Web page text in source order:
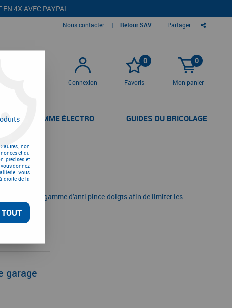
4X AVEC PAYPAL
Nous contacter | Retour SAV | Partager
Connexion
0
Favoris
0
Mon panier
LA GAMME ÉLECTRO GUIDES DU BRICOLAGE
notre gamme d'anti pince-doigts afin de limiter les
garage
non
et du
précises et
donnez
Vous
droite de la